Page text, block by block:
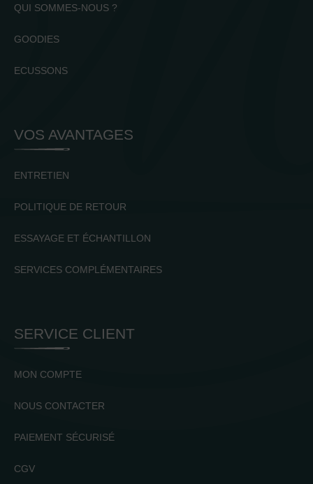
QUI SOMMES-NOUS ?
GOODIES
ECUSSONS
VOS AVANTAGES
ENTRETIEN
POLITIQUE DE RETOUR
ESSAYAGE ET ÉCHANTILLON
SERVICES COMPLÉMENTAIRES
SERVICE CLIENT
MON COMPTE
NOUS CONTACTER
PAIEMENT SÉCURISÉ
CGV